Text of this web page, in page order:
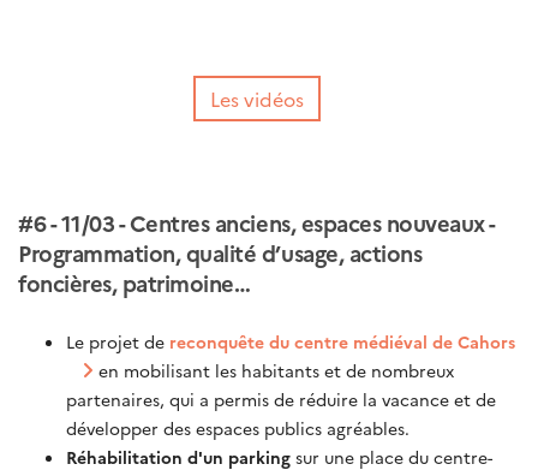
Les vidéos
#6 - 11/03 - Centres anciens, espaces nouveaux -
Programmation, qualité d’usage, actions
foncières, patrimoine…
Le projet de reconquête du centre médiéval de Cahors
en mobilisant les habitants et de nombreux
partenaires, qui a permis de réduire la vacance et de
développer des espaces publics agréables.
Réhabilitation d'un parking sur une place du centre-